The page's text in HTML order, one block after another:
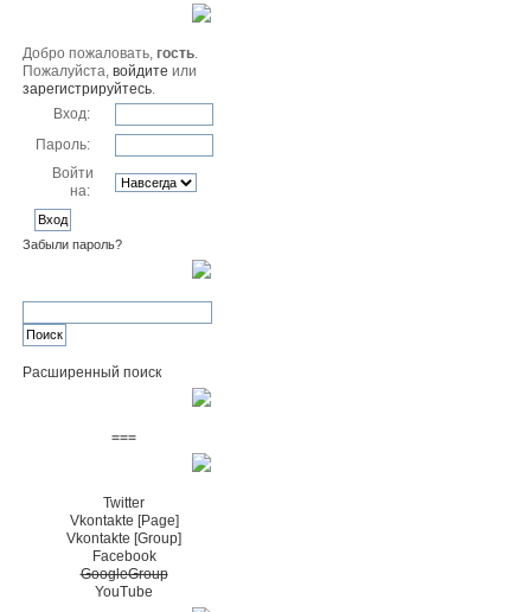
Добро пожаловать,гость.
Пожалуйста,войдите или
зарегистрируйтесь.
Вход:
Пароль:
Войти
на:
Забыли пароль?
Расширенный поиск
===
Twitter
Vkontakte [Page]
Vkontakte [Group]
Facebook
GoogleGroup
YouTube